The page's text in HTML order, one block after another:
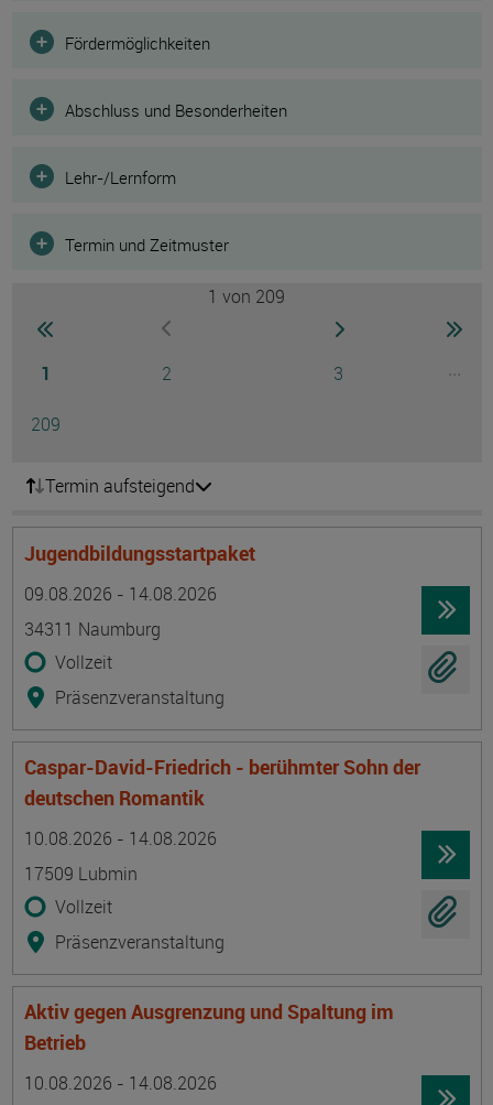
Fördermöglichkeiten
Abschluss und Besonderheiten
Lehr-/Lernform
Termin und Zeitmuster
zur ersten Seite wechselnzur vorherigen Seite wechseln
Seite
1 Seite
2 Seite
3
...
Seite
209
Seite
1 von 209
zur nächsten Seite
zur
Termin aufsteigend
Jugendbildungsstartpaket
09.08.2026 - 14.08.2026
34311 Naumburg
Vollzeit
Präsenzveranstaltung
Caspar-David-Friedrich - berühmter Sohn der
deutschen Romantik
10.08.2026 - 14.08.2026
17509 Lubmin
Vollzeit
Präsenzveranstaltung
Aktiv gegen Ausgrenzung und Spaltung im
Betrieb
10.08.2026 - 14.08.2026